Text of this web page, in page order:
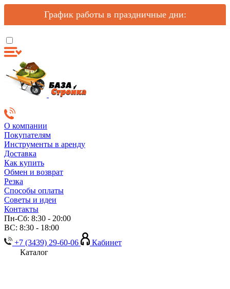
График работы в праздничные дни:
О компании
Покупателям
Инструменты в аренду
Доставка
Как купить
Обмен и возврат
Резка
Способы оплаты
Советы и идеи
Контакты
Пн-Сб: 8:30 - 20:00
ВС: 8:30 - 18:00
+7 (3439) 29-60-06
Кабинет
Каталог